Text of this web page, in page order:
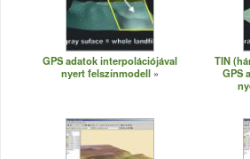
GPS adatok interpolációjával
nyert felszínmodell
TIN
GPS